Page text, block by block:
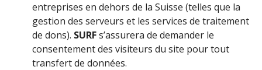
entreprises en dehors de la Suisse (telles que la
gestion des serveurs et les services de traitement
de dons). SURFs’assurera de demander le
consentement des visiteurs du site pour tout
transfert de données.